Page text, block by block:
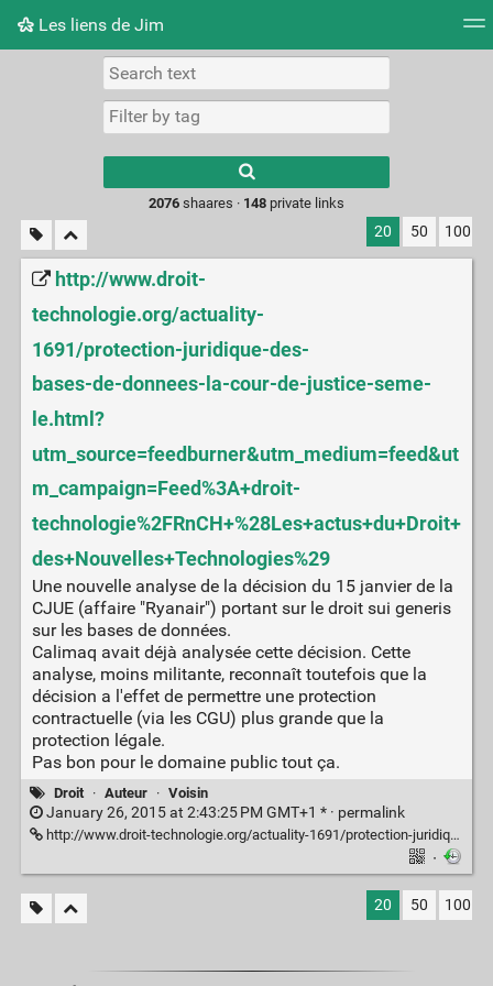
Les liens de Jim
Picture wall
results.
2076shaares · 148private links
20 50 100
http://www.droit-
technologie.org/actuality-
1691/protection-juridique-des-
bases-de-donnees-la-cour-de-justice-seme-
le.html?
utm_source=feedburner&utm_medium=feed&ut
m_campaign=Feed%3A+droit-
technologie%2FRnCH+%28Les+actus+du+Droit+
des+Nouvelles+Technologies%29
Une nouvelle analyse de la décision du 15 janvier de la
CJUE (affaire "Ryanair") portant sur le droit sui generis
sur les bases de données.
Calimaq avait déjà analysée cette décision. Cette
analyse, moins militante, reconnaît toutefois que la
décision a l'effet de permettre une protection
contractuelle (via les CGU) plus grande que la
protection légale.
Pas bon pour le domaine public tout ça.
Droit · Auteur · Voisin
January 26, 2015 at 2:43:25 PM GMT+1 * · permalink
http://www.droit-technologie.org/actuality-1691/protection-juridique-des-bases-de-donnees-la-cour-de-justice-seme-le.html
·
20 50 100